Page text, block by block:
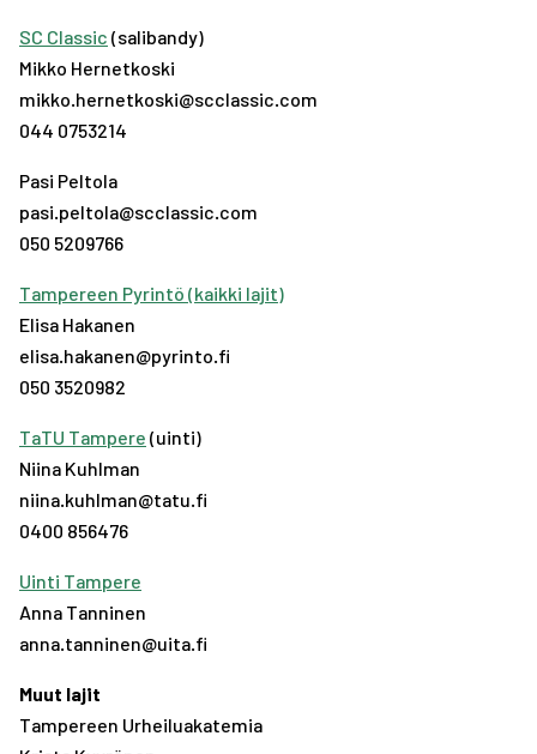
SC Classic (salibandy)
Mikko Hernetkoski
mikko.hernetkoski@scclassic.com
044 0753214
Pasi Peltola
pasi.peltola@scclassic.com
050 5209766
Tampereen Pyrintö (kaikki lajit)
Elisa Hakanen
elisa.hakanen@pyrinto.fi
050 3520982
TaTU Tampere (uinti)
Niina Kuhlman
niina.kuhlman@tatu.fi
0400 856476
Uinti Tampere
Anna Tanninen
anna.tanninen@uita.fi
Muut lajit
Tampereen Urheiluakatemia